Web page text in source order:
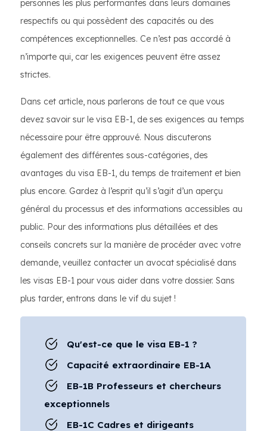
personnes les plus performantes dans leurs domaines
respectifs ou qui possèdent des capacités ou des
compétences exceptionnelles. Ce n’est pas accordé à
n’importe qui, car les exigences peuvent être assez
strictes.
Dans cet article, nous parlerons de tout ce que vous
devez savoir sur le visa EB-1, de ses exigences au temps
nécessaire pour être approuvé. Nous discuterons
également des différentes sous-catégories, des
avantages du visa EB-1, du temps de traitement et bien
plus encore. Gardez à l’esprit qu’il s’agit d’un aperçu
général du processus et des informations accessibles au
public. Pour des informations plus détaillées et des
conseils concrets sur la manière de procéder avec votre
demande, veuillez contacter un avocat spécialisé dans
les visas EB-1 pour vous aider dans votre dossier. Sans
plus tarder, entrons dans le vif du sujet !
Qu'est-ce que le visa EB-1 ?
Capacité extraordinaire EB-1A
EB-1B Professeurs et chercheurs
exceptionnels
EB-1C Cadres et dirigeants